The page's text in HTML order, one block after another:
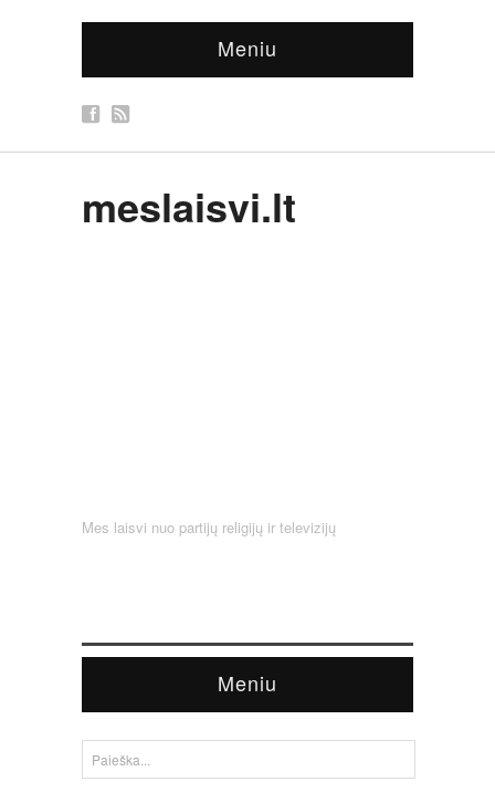
Meniu
meslaisvi.lt
Mes laisvi nuo partijų religijų ir televizijų
Meniu